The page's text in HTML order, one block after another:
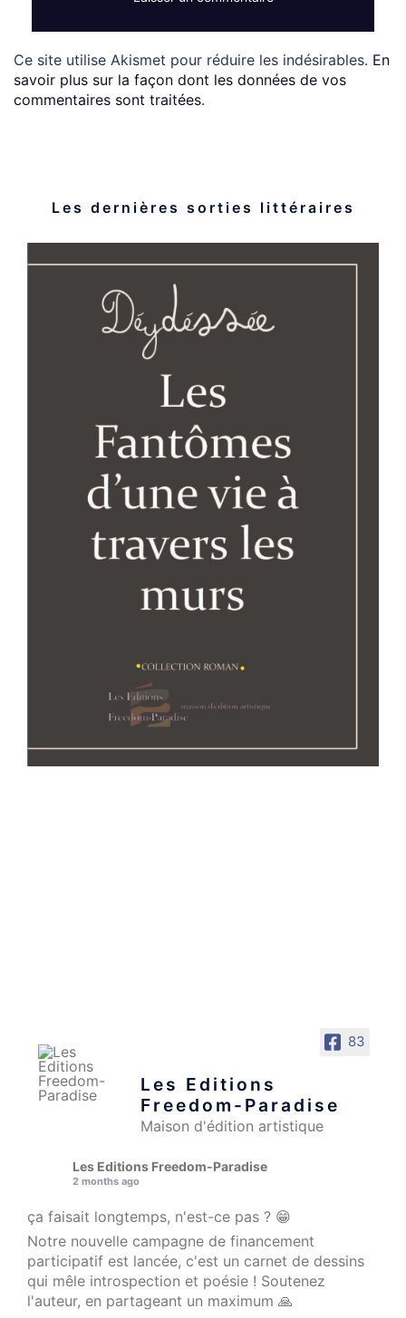
Ce site utilise Akismet pour réduire les indésirables. En
savoir plus sur la façon dont les données de vos
commentaires sont traitées.
Les dernières sorties littéraires
83
Les Editions
Freedom-Paradise
Maison d'édition artistique
Les Editions Freedom-Paradise
2 months ago
ça faisait longtemps, n'est-ce pas ? 😁
Notre nouvelle campagne de financement
participatif est lancée, c'est un carnet de dessins
qui mêle introspection et poésie ! Soutenez
l'auteur, en partageant un maximum 🙏